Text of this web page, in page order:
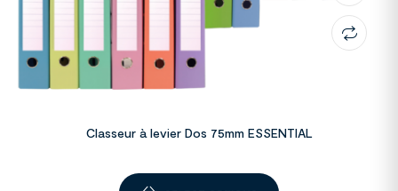
Classeur à levier Dos 75mm ESSENTIAL